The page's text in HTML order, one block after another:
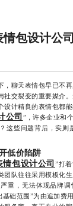
包设计公司
聊天表情包早已不
社交裂变的重要媒介
设计精良的表情包都
公司 ”，许多企业和
这些问题背后，实
低价陷阱
情包设计公司 ”打
团队往往采用模板化
重，无法体现品牌
基础范围”为由追加费